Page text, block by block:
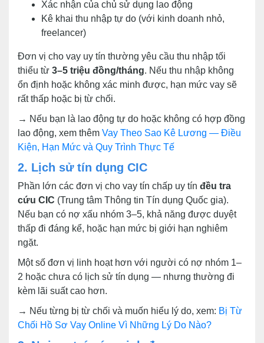
Xác nhận của chủ sử dụng lao động
Kê khai thu nhập tự do (với kinh doanh nhỏ,
freelancer)
Đơn vị cho vay uy tín thường yêu cầu thu nhập tối
thiểu từ 3–5 triệu đồng/tháng. Nếu thu nhập không
ổn định hoặc không xác minh được, hạn mức vay sẽ
rất thấp hoặc bị từ chối.
→ Nếu bạn là lao động tự do hoặc không có hợp đồng
lao động, xem thêm Vay Theo Sao Kê Lương — Điều
Kiện, Hạn Mức và Quy Trình Thực Tế
2. Lịch sử tín dụng CIC
Phần lớn các đơn vị cho vay tín chấp uy tín đều tra
cứu CIC (Trung tâm Thông tin Tín dụng Quốc gia).
Nếu bạn có nợ xấu nhóm 3–5, khả năng được duyệt
thấp đi đáng kể, hoặc hạn mức bị giới hạn nghiêm
ngặt.
Một số đơn vị linh hoạt hơn với người có nợ nhóm 1–
2 hoặc chưa có lịch sử tín dụng — nhưng thường đi
kèm lãi suất cao hơn.
→ Nếu từng bị từ chối và muốn hiểu lý do, xem: Bị Từ
Chối Hồ Sơ Vay Online Vì Những Lý Do Nào?